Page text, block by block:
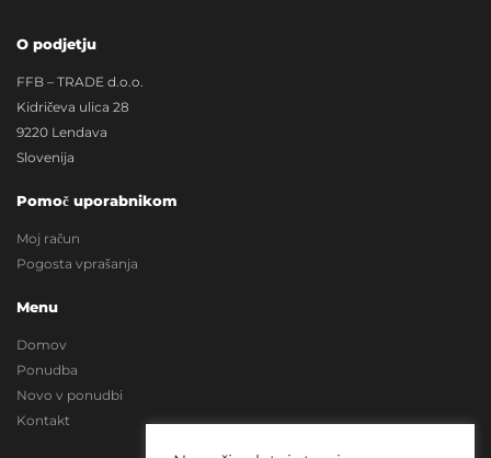
O podjetju
FFB – TRADE d.o.o.
Kidričeva ulica 28
9220 Lendava
Slovenija
Pomoč uporabnikom
Moj račun
Pogosta vprašanja
Menu
Domov
Ponudba
Novo v ponudbi
Kontakt